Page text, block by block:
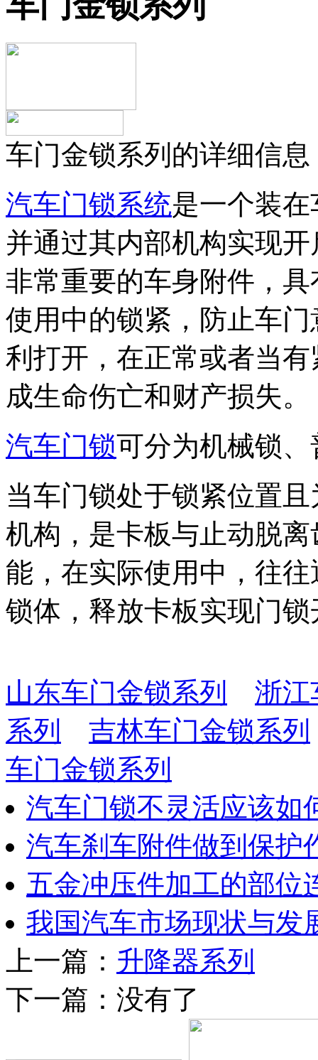
车门金锁系列的详细信息
汽车门锁系统是一个装
并通过其内部机构实现
非常重要的车身附件，
使用中的锁紧，防止车
利打开，在正常或者当
成生命伤亡和财产损失。
汽车门锁可分为机械锁
当车门锁处于锁紧位置
机构，是卡板与止动脱
能，在实际使用中，往
锁体，释放卡板实现门
山东车门金锁系列
浙江
系列
吉林车门金锁系列
车门金锁系列
汽车门锁不灵活应该如
汽车刹车附件做到保护
五金冲压件加工的部位
我国汽车市场现状与发
上一篇： 升降器系列
下一篇：没有了